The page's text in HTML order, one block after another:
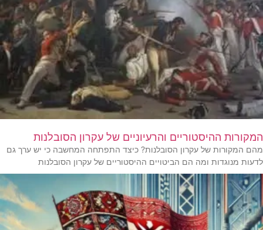
המקורות ההיסטוריים והרעיוניים של עקרון הסובלנות
מהם המקורות של עקרון הסובלנות? כיצד התפתחה המחשבה כי יש ערך גם
לדעות מנוגדות ומה הם הביטויים ההיסטוריים של עקרון הסובלנות